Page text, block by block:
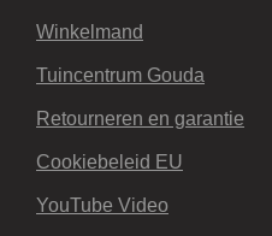
Winkelmand
Tuincentrum Gouda
Retourneren en garantie
Cookiebeleid EU
YouTube Video